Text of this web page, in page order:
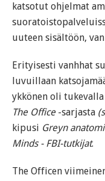
katsotut ohjelmat
uuteen sisältöön,
Erityisesti vanhhat
luvuillaan
ykkönen oli
The Office-sarjasta
kipusi Greyn
Minds - FBI-tutkijat.
The Officen